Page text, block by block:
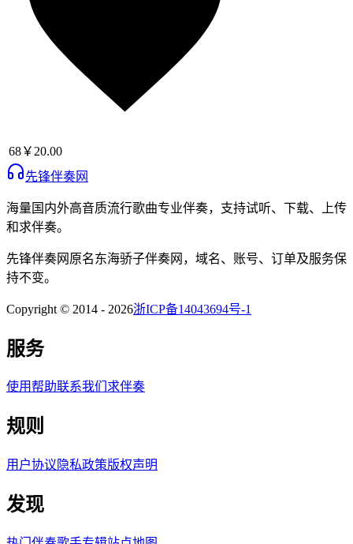
68￥20.00
先锋伴奏网
海量国内外高音质流行歌曲专业伴奏，支持试听、下载、上传
和求伴奏。
先锋伴奏网 原名东海骄子伴奏网 ，域名、账号、订单及服务保
持不变。
Copyright © 2014 - 2026浙ICP备14043694号-1
服务
使用帮助联系我们 求伴奏
规则
用户协议 隐私政策版权声明
发现